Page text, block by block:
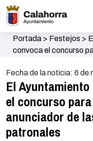
Portada> Festejos >
convoca el concurso
Fecha de la noticia: 6 de
El
el concurso
anunciador de
patronales